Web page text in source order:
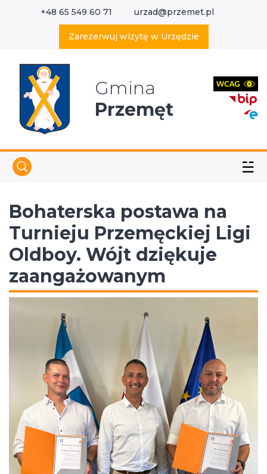
+48 65 549 60 71 urzad@przemet.pl
Zarezerwuj wizytę w Urzędzie
Gmina
Przemęt
☱
Bohaterska postawa na
Turnieju Przemęckiej Ligi
Oldboy. Wójt dziękuje
zaangażowanym
Wyszukaj w serwisie